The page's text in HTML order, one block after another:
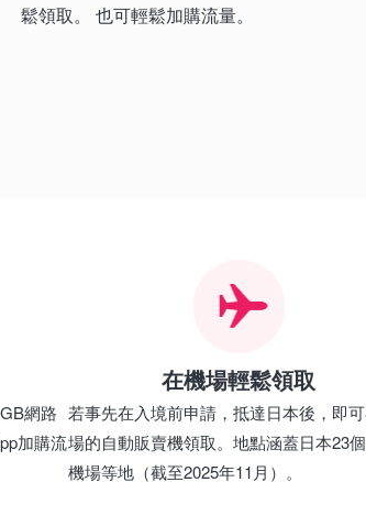
鬆領取。 也可輕鬆加購流量。
網路
加購流
在機場輕鬆領取
若事先在入境前申請，抵達日本後，即
場的自動販賣機領取。地點涵蓋日本23
機場等地（截至2025年11月）。